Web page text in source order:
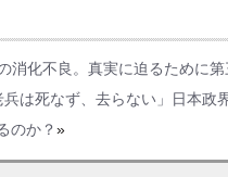
消化不良。真実に迫るために
兵は死なず、去らない」日本政
のか？»